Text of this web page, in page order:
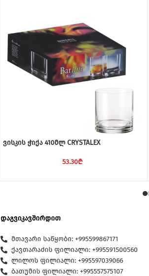
ვისკის ჭიქა 410მლ CRYSTALEX
53.30₾
დაგვიკავშირდით
მთავარი საწყობი: +995599867171
ქავთარაძის ფილიალი: +995591500560
ლილოს ფილიალი: +995597039066
ბათუმის ფილიალი: +995557575107